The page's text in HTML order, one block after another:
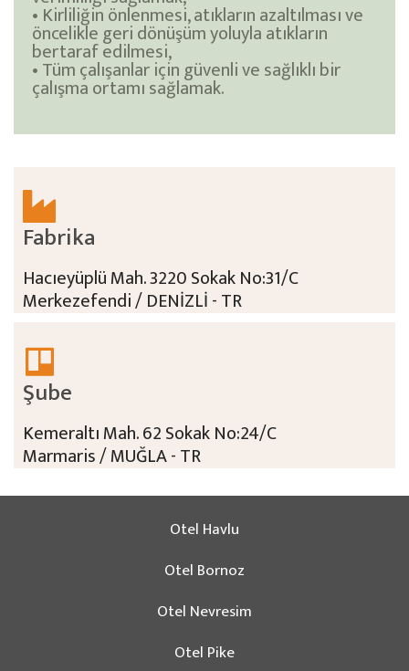
• Kirliliğin önlenmesi, atıkların azaltılması ve
öncelikle geri dönüşüm yoluyla atıkların
bertaraf edilmesi,
• Tüm çalışanlar için güvenli ve sağlıklı bir
çalışma ortamı sağlamak.
Fabrika
Hacıeyüplü Mah. 3220 Sokak No:31/C
Merkezefendi / DENİZLİ - TR
Şube
Kemeraltı Mah. 62 Sokak No:24/C
Marmaris / MUĞLA - TR
Otel Havlu
Otel Bornoz
Otel Nevresim
Otel Pike